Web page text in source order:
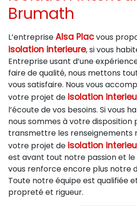
Brumath
L’entrepriseAlsa Placvous
isolation interieure, si vous
Entreprise usant d’une
faire de qualité, nous mettons
vous satisfaire. Nous vous
votre projet de isolation
l’écoute de vos besoins. Si vous
nous sommes à votre disposition
transmettre les renseignements
votre projet de isolation
est avant tout notre passion et
vous renforce encore plus notre
Toute notre équipe est qualifiée
propreté et rigueur.